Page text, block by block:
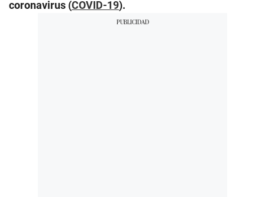
coronavirus (COVID-19).